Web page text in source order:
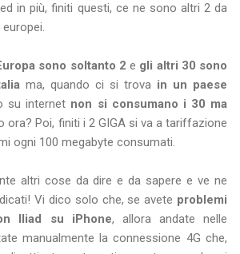
in più, finiti questi, ce ne sono altri 2 da
sono soltanto 2 e gli altri 30 sono
ma, quando ci si trova in un paese
su internet non si consumano i 30 ma
ora? Poi, finiti i 2 GIGA si va a tariffazione
ogni 100 megabyte consumati.
altri cose da dire e da sapere e ve ne
Vi dico solo che, se avete problemi
Iliad su iPhone, allora andate nelle
manualmente la connessione 4G che,